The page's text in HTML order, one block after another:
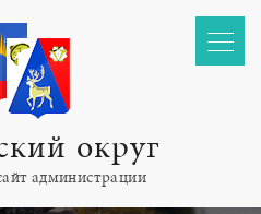
округ
администрации